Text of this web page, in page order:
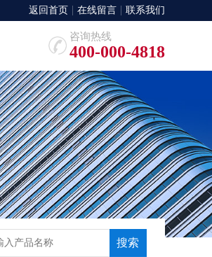
返回首页 在线留言 联系我们
咨询热线
400-000-4818